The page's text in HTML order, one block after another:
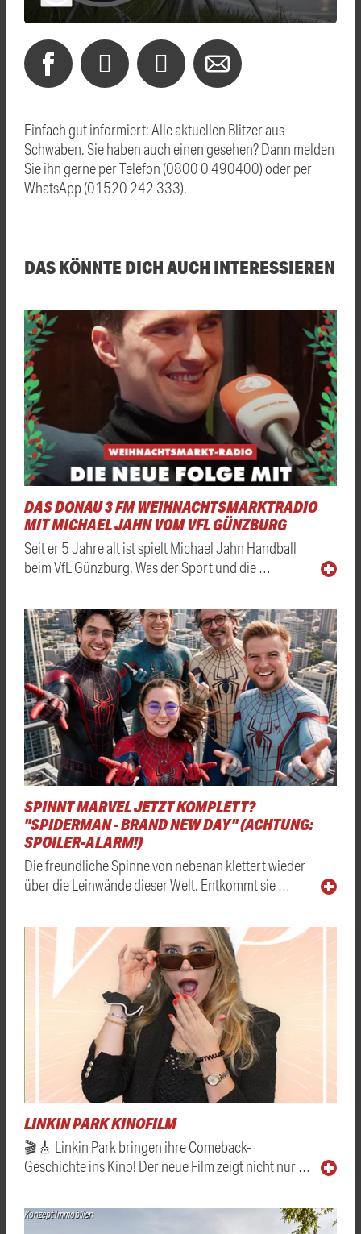
Einfach gut informiert: Alle aktuellen Blitzer aus
Schwaben. Sie haben auch einen gesehen? Dann melden
Sie ihn gerne per Telefon (0800 0 490400) oder per
WhatsApp (01520 242 333).
DAS KÖNNTE DICH AUCH INTERESSIEREN
DAS DONAU 3 FM WEIHNACHTSMARKTRADIO
MIT MICHAEL JAHN VOM VFL GÜNZBURG
Seit er 5 Jahre alt ist spielt Michael Jahn Handball
beim VfL Günzburg. Was der Sport und die …
SPINNT MARVEL JETZT KOMPLETT?
"SPIDERMAN - BRAND NEW DAY" (ACHTUNG:
SPOILER-ALARM!)
Die freundliche Spinne von nebenan klettert wieder
über die Leinwände dieser Welt. Entkommt sie …
LINKIN PARK KINOFILM
🎬🎸 Linkin Park bringen ihre Comeback-
Geschichte ins Kino! Der neue Film zeigt nicht nur …
Konzept Immobilien